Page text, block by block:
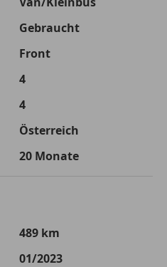
120 Monate
€ 75 000,-
€ 105 661,-
€ 0,-
7,50 %
Rückzahlungszeitraum 1-10
Gebraucht
Front
4
4
Österreich
20 Monate
489 km
01/2023